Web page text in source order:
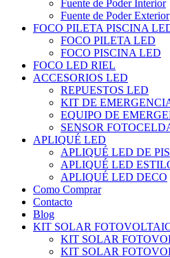
Fuente de Poder Interior
Fuente de Poder Exterior
FOCO PILETA PISCINA
FOCO PILETA LED
FOCO PISCINA LED
FOCO LED RIEL
ACCESORIOS LED
REPUESTOS LED
KIT DE
EQUIPO DE
SENSOR
APLIQUÉ LED
APLIQUÉ LED DE
APLIQUÉ LED
APLIQUÉ LED DECO
Como Comprar
Contacto
Blog
KIT SOLAR
KIT SOLAR
KIT SOLAR